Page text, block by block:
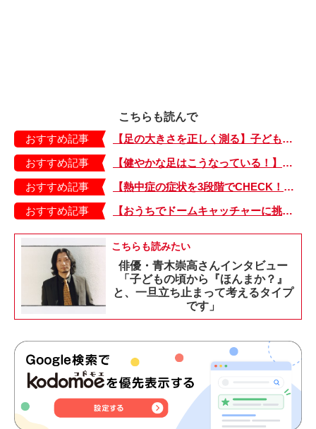
こちらも読んで
おすすめ記事
【足の大きさを正しく測る】子どもの靴の最適サイズは？ 月に1回は測り直そう！
おすすめ記事
【健やかな足はこうなっている！】「疲れた！ 抱っこ！」は靴のせい？ 子どもの足を育てる「足育」を今日からさっそく始めましょう！
おすすめ記事
【熱中症の症状を3段階でCHECK！】症状が軽い順にⅠ～Ⅲ度に分類。この症状が出ていたら、医療機関に連絡を！
おすすめ記事
【おうちでドームキャッチャーに挑戦だ】アンパンマン わくわくドームキャッチャー
こちらも読みたい
俳優・青木崇高さんインタビュー
「子どもの頃から『ほんまか？』
と、一旦立ち止まって考えるタイプ
です」